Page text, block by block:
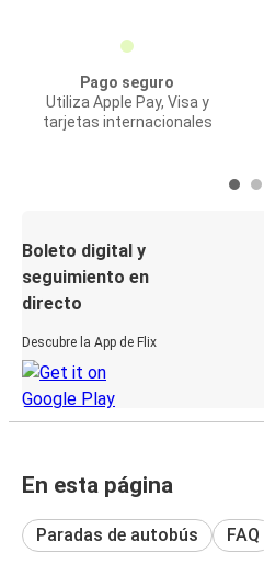
Pago seguro
Utiliza Apple Pay, Visa y
tarjetas internacionales
Boleto digital y
seguimiento en
directo
Descubre la App de Flix
En esta página
Paradas de autobús FAQ